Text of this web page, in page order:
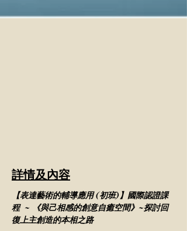
詳情及內容
【表達藝術的輔導應用 (初班)】國際認證課
程  ~ 《與己相感的創意自癒空間》~探討回
復上主創造的本相之路